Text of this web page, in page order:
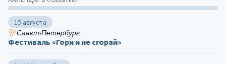
15 августа
Санкт-Петербург
Фестиваль «Гори и не сгорай»